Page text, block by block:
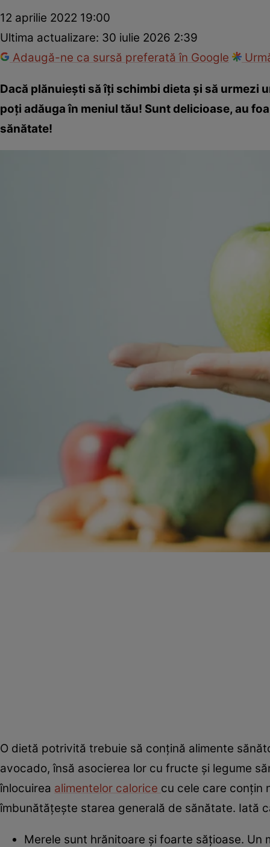
12 aprilie 2022 19:00
Ultima actualizare: 30 iulie 2026 2:39
Adaugă-ne ca sursă preferată în Google
Dacă plănuiești să îți schimbi dieta și să urmezi
poți adăuga în meniul tău! Sunt delicioase, au
sănătate!
O dietă potrivită trebuie să conțină alimente
avocado, însă asocierea lor cu fructe și legume
înlocuirea alimentelor calorice cu cele care conțin
îmbunătățește starea generală de sănătate. Iată
Merele sunt hrănitoare și foarte sățioase. Un